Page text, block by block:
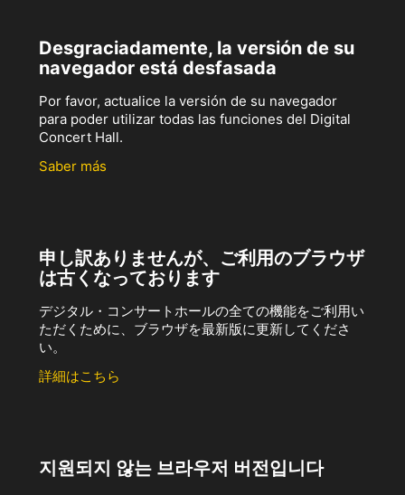
Desgraciadamente, la versión de su
navegador está desfasada
Por favor, actualice la versión de su navegador
para poder utilizar todas las funciones del Digital
Concert Hall.
Saber más
申し訳ありませんが、ご利用のブラウザ
は古くなっております
デジタル・コンサートホールの全ての機能をご利用い
ただくために、ブラウザを最新版に更新してくださ
い。
詳細はこちら
지원되지 않는 브라우저 버전입니다